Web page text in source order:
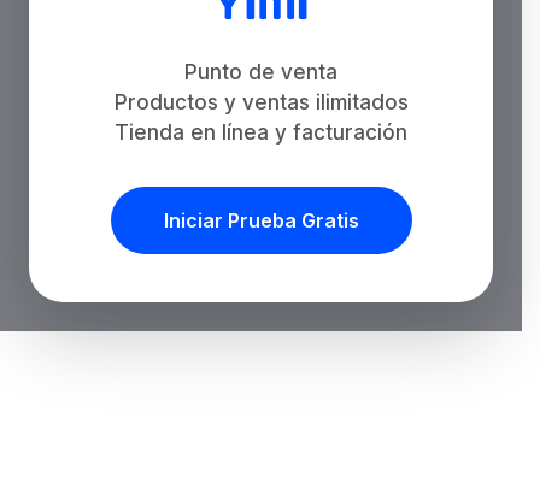
Punto de venta
Productos y ventas ilimitados
Tienda en línea y facturación
Iniciar Prueba Gratis